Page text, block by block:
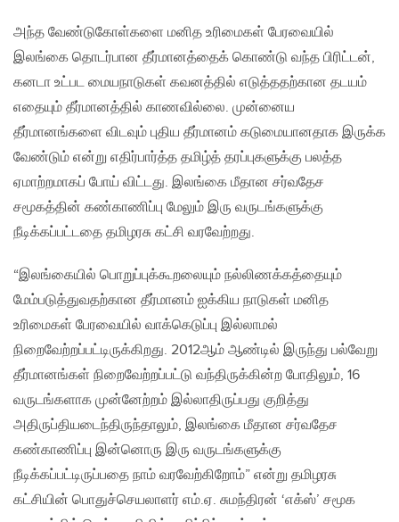
அந்த வேண்டுகோள்களை மனித உரிமைகள் பேரவையில்
இலங்கை தொடர்பான தீர்மானத்தைக் கொண்டு வந்த பிரிட்டன்,
கனடா உட்பட மையநாடுகள் கவனத்தில் எடுத்ததற்கான தடயம்
எதையும் தீர்மானத்தில் காணவில்லை. முன்னைய
தீர்மானங்களை விடவும் புதிய தீர்மானம் கடுமையானதாக இருக்க
வேண்டும் என்று எதிர்பார்த்த தமிழ்த் தரப்புகளுக்கு பலத்த
ஏமாற்றமாகப் போய் விட்டது. இலங்கை மீதான சர்வதேச
சமூகத்தின் கண்காணிப்பு மேலும் இரு வருடங்களுக்கு
நீடிக்கப்பட்டதை தமிழரசு கட்சி வரவேற்றது.
“இலங்கையில் பொறுப்புக்கூறலையும் நல்லிணக்கத்தையும்
மேம்படுத்துவதற்கான தீர்மானம் ஐக்கிய நாடுகள் மனித
உரிமைகள் பேரவையில் வாக்கெடுப்பு இல்லாமல்
நிறைவேற்றப்பட்டிருக்கிறது. 2012ஆம் ஆண்டில் இருந்து பல்வேறு
தீர்மானங்கள் நிறைவேற்றப்பட்டு வந்திருக்கின்ற போதிலும், 16
வருடங்களாக முன்னேற்றம் இல்லாதிருப்பது குறித்து
அதிருப்தியடைந்திருந்தாலும், இலங்கை மீதான சர்வதேச
கண்காணிப்பு இன்னொரு இரு வருடங்களுக்கு
நீடிக்கப்பட்டிருப்பதை நாம் வரவேற்கிறோம்” என்று தமிழரசு
கட்சியின் பொதுச்செயலாளர் எம்.ஏ. சுமந்திரன் ‘எக்ஸ்’ சமூக